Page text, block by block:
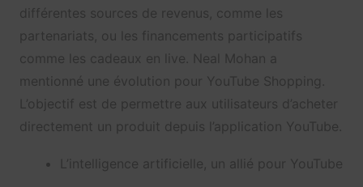
différentes sources de revenus, comme les
partenariats, ou les financements participatifs
comme les cadeaux en live. Neal Mohan a
mentionné une évolution pour YouTube Shopping.
L’objectif est de permettre aux utilisateurs d’acheter
directement un produit depuis l’application YouTube.
L’intelligence artificielle, un allié pour YouTube